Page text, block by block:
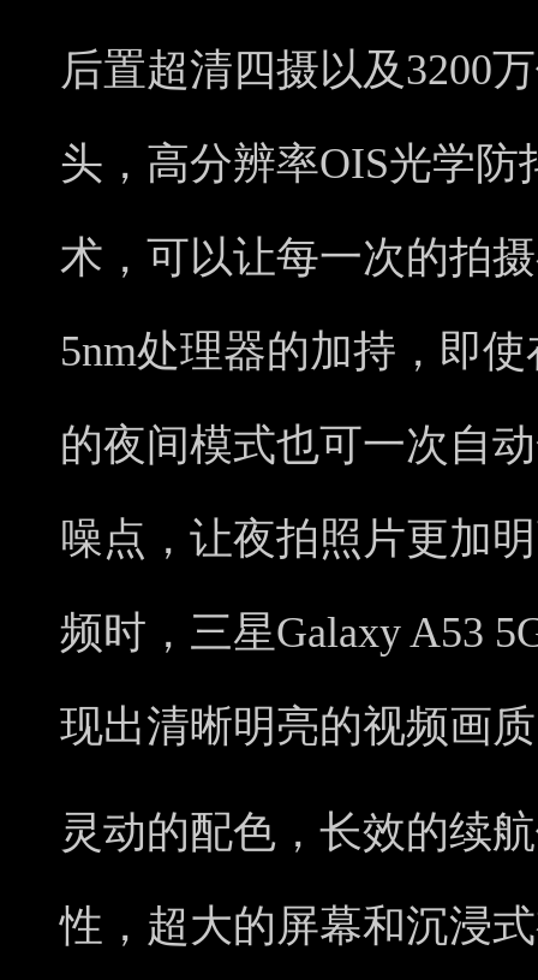
后置超清四摄以及3200
头，高分辨率OIS光学
术，可以让每一次的拍
5nm处理器的加持，即
的夜间模式也可一次自
噪点，让夜拍照片更加
频时，三星Galaxy A53
现出清晰明亮的视频画
灵动的配色，长效的续
性，超大的屏幕和沉浸